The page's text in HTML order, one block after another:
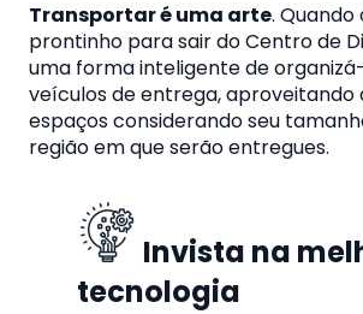
Transportar é uma arte.
prontinho para sair do Centro de
uma forma inteligente de
veículos de entrega, aproveitando
espaços considerando seu
região emque serão entregues.
Invista na
tecnologia